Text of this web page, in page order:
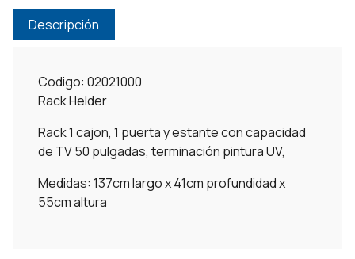
Descripción
Codigo: 02021000
Rack Helder
Rack 1 cajon, 1 puerta y estante con capacidad
de TV 50 pulgadas, terminación pintura UV,
Medidas: 137cm largo x 41cm profundidad x
55cm altura